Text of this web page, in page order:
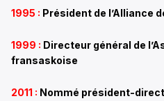
1995 : Président de l’Alliance
1999 : Directeur général de
fransaskoise
2011 : Nommé président-